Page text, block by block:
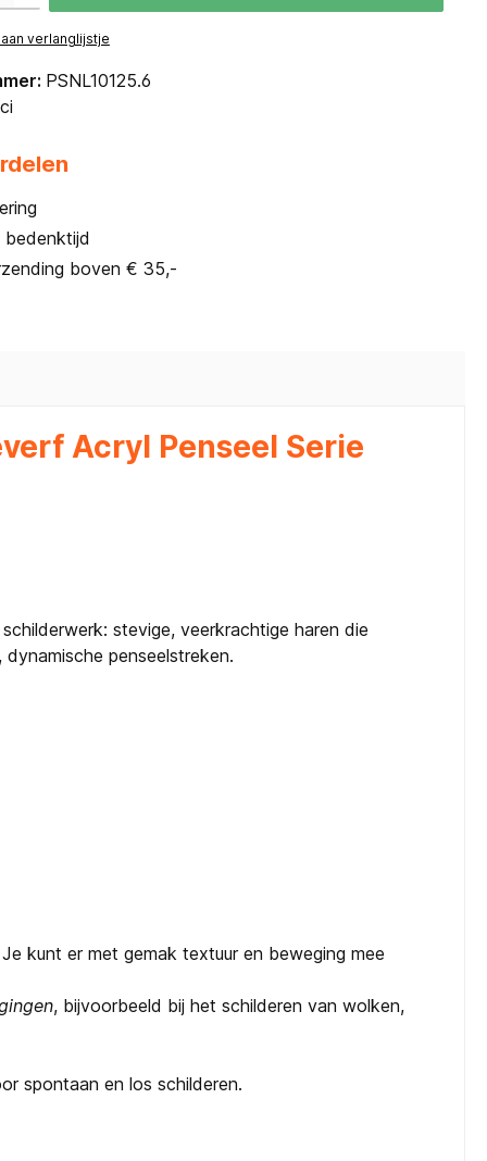
verlanglijstje
PSNL10125.6
boven € 35,-
Acryl Penseel Serie
stevige, veerkrachtige haren die
penseelstreken.
kunt er met gemak textuur en beweging mee
, bijvoorbeeld bij het schilderen van wolken,
spontaan en los schilderen.